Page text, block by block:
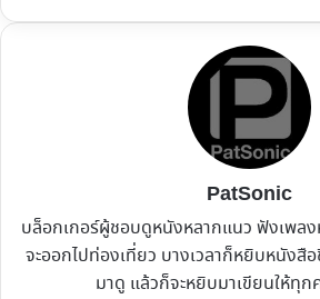
PatSonic
บล็อกเกอร์ผู้ชอบดูหนังหลากแนว ฟังเพลง
จะออกไปท่องเที่ยว บางเวลาก็หยิบหนังสื
มาดู แล้วก็จะหยิบมาเขียนให้ทุ